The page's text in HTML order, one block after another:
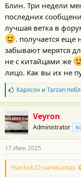
с
т
:
Блин. Три недели
последних
лучшая ветка в
. получается еще
забывают мерятся
не с китайцами же
лицо. Как вы их не
Б
л
а
о
д
а
н
о
с
Карлсон и Tarzan
Veyron
Administrator
17 Июн 2025
Hankok22 написал(а):